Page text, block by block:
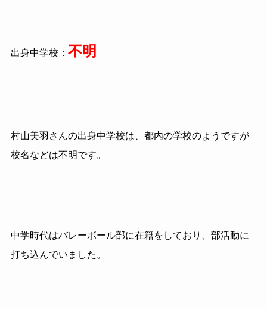
出身中学校： 不明
村山美羽さんの出身中学校は、都内の学校のようですが
校名などは不明です。
中学時代はバレーボール部に在籍をしており、部活動に
打ち込んでいました。